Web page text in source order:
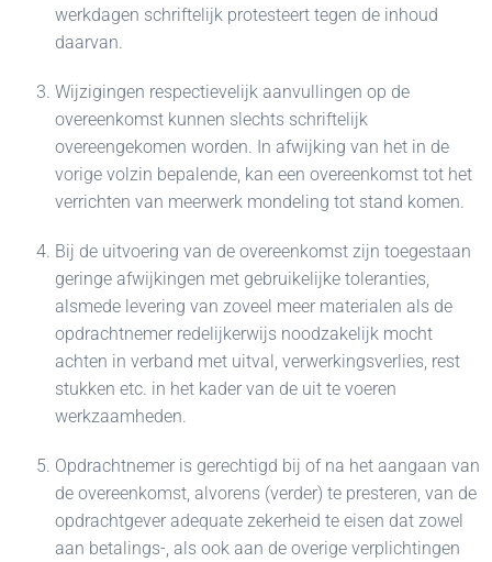
werkdagen schriftelijk protesteert tegen de inhoud
daarvan.
Wijzigingen respectievelijk aanvullingen op de
overeenkomst kunnen slechts schriftelijk
overeengekomen worden. In afwijking van het in de
vorige volzin bepalende, kan een overeenkomst tot het
verrichten van meerwerk mondeling tot stand komen.
Bij de uitvoering van de overeenkomst zijn toegestaan
geringe afwijkingen met gebruikelijke toleranties,
alsmede levering van zoveel meer materialen als de
opdrachtnemer redelijkerwijs noodzakelijk mocht
achten in verband met uitval, verwerkingsverlies, rest
stukken etc. in het kader van de uit te voeren
werkzaamheden.
Opdrachtnemer is gerechtigd bij of na het aangaan van
de overeenkomst, alvorens (verder) te presteren, van de
opdrachtgever adequate zekerheid te eisen dat zowel
aan betalings-, als ook aan de overige verplichtingen